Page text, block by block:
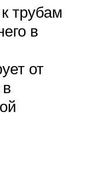
трубам
в
от